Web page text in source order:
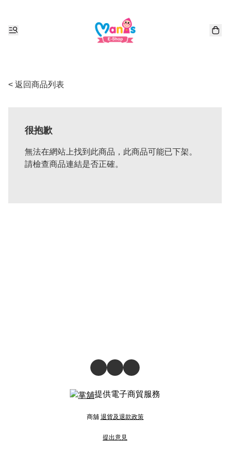
< 返回商品列表
很抱歉
無法在網站上找到此商品，此商品可能已下架。
請檢查商品連結是否正確。
提供電子商貿服務
商舖 退貨及退款政策
提出意見